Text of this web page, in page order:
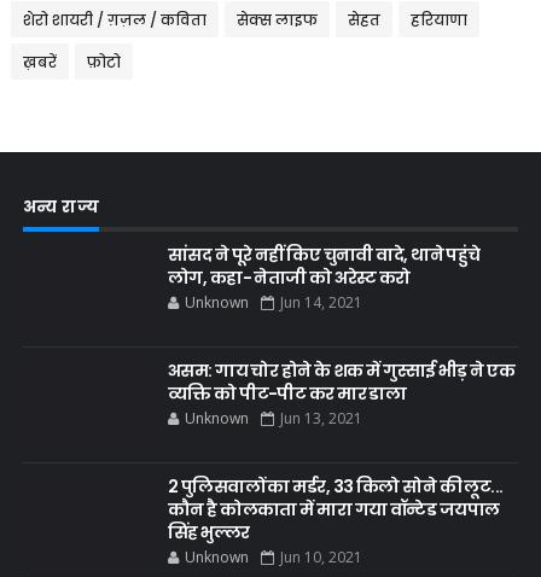
शेरो शायरी / ग़ज़ल / कविता सेक्स लाइफ सेहत हरियाणा
ख़बरें फ़ोटो
अन्य राज्य
सांसद ने पूरे नहीं किए चुनावी वादे, थाने पहुंचे
लोग, कहा- नेताजी को अरेस्ट करो
Unknown Jun 14, 2021
असम: गाय चोर होने के शक में गुस्साई भीड़ ने एक
व्यक्ति को पीट-पीट कर मार डाला
Unknown Jun 13, 2021
2 पुलिसवालों का मर्डर, 33 किलो सोने की लूट...
कौन है कोलकाता में मारा गया वॉन्टेड जयपाल
सिंह भुल्लर
Unknown Jun 10, 2021